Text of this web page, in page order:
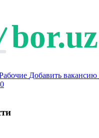
bor.uz
Добавить вакансию
0